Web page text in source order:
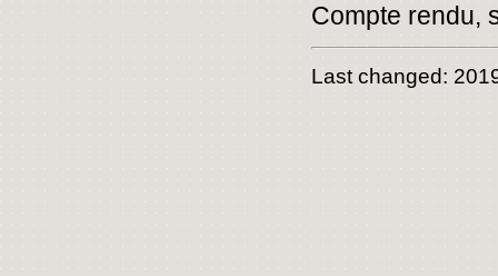
Compte rendu,
Last changed: